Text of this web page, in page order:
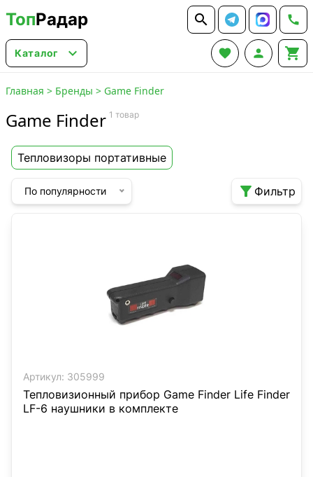
ТопРадар  
Каталог    
Главная > Бренды > Game Finder
Game Finder 1 товар
Тепловизоры портативные
По популярности  Фильтр
Артикул: 305999
Тепловизионный прибор Game Finder Life Finder
LF-6 наушники в комплекте